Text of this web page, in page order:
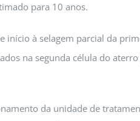
para 10 anos.
início à selagem parcial da
na segunda célula do
da unidade de